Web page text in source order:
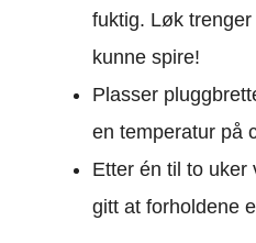
fuktig. Løk
kunne spire!
Plasser
en temperatur på
Etter én til to uker
gitt at forholdene